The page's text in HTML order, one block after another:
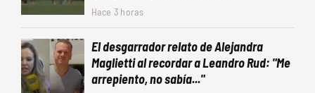
Hace 3 horas
El desgarrador relato de Alejandra
Maglietti al recordar a Leandro Rud: "Me
arrepiento, no sabía..."